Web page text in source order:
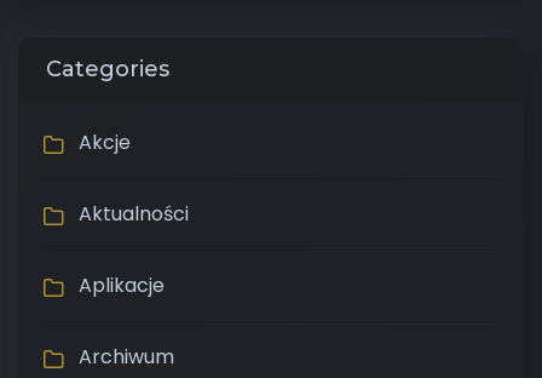
Categories
Akcje
Aktualności
Aplikacje
Archiwum